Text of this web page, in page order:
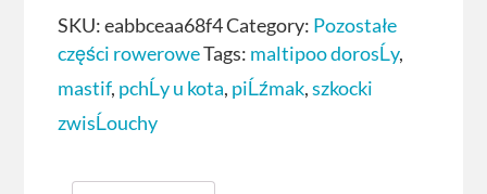
SKU:eabbceaa68f4Category: Pozostałe
części roweroweTags: maltipoo dorosĹy,
mastif, pchĹy u kota, piĹźmak,szkocki
zwisĹouchy